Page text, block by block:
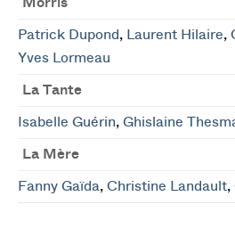
Patrick Dupond, Laurent Hilaire,
Yves Lormeau
La Tante
Isabelle Guérin, Ghislaine
La Mère
Fanny Gaïda, Christine Landault,